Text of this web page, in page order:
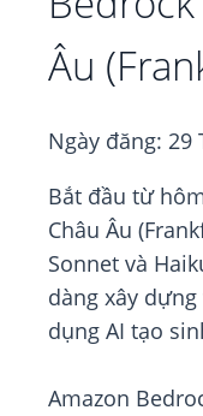
Âu
Ngày đăng: 29
Bắt đầu từ
Châu Âu
Sonnet và
dàng xây
dụng AI tạo
Amazon